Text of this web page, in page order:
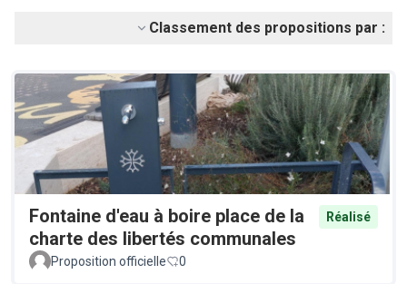
Classement des propositions par :
Fontaine d'eau à boire place de la
charte des libertés communales
Réalisé
Proposition officielle 0